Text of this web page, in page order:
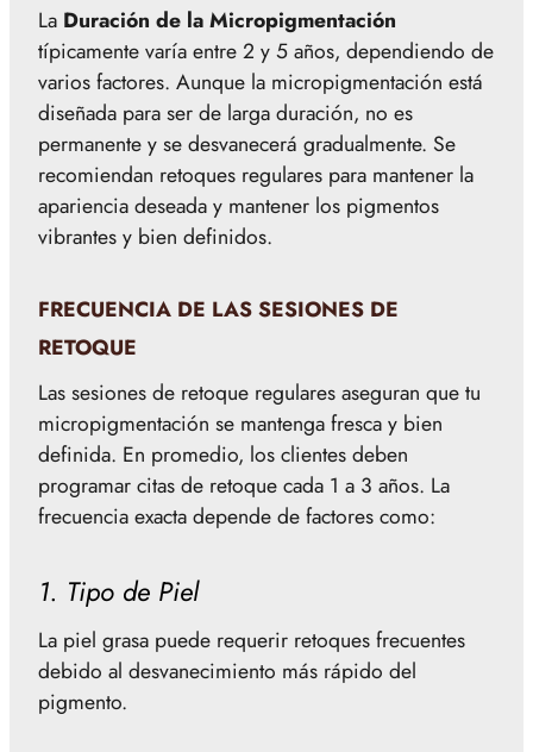
La Duración de la Micropigmentación
típicamente varía entre 2 y 5 años, dependiendo de
varios factores. Aunque la micropigmentación está
diseñada para ser de larga duración, no es
permanente y se desvanecerá gradualmente. Se
recomiendan retoques regulares para mantener la
apariencia deseada y mantener los pigmentos
vibrantes y bien definidos.
FRECUENCIA DE LAS SESIONES DE
RETOQUE
Las sesiones de retoque regulares aseguran que tu
micropigmentación se mantenga fresca y bien
definida. En promedio, los clientes deben
programar citas de retoque cada 1 a 3 años. La
frecuencia exacta depende de factores como:
1. Tipo de Piel
La piel grasa puede requerir retoques frecuentes
debido al desvanecimiento más rápido del
pigmento.